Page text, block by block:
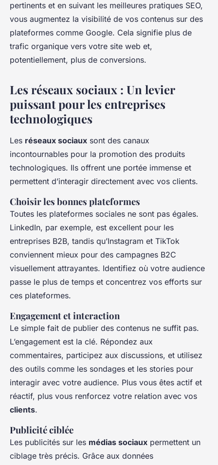
pertinents et en suivant les meilleures pratiques SEO,
vous augmentez la visibilité de vos contenus sur des
plateformes comme Google. Cela signifie plus de
trafic organique vers votre site web et,
potentiellement, plus de conversions.
Les réseaux sociaux : Un levier
puissant pour les entreprises
technologiques
Les réseaux sociaux sont des canaux
incontournables pour la promotion des produits
technologiques. Ils offrent une portée immense et
permettent d’interagir directement avec vos clients.
Choisir les bonnes plateformes
Toutes les plateformes sociales ne sont pas égales.
LinkedIn, par exemple, est excellent pour les
entreprises B2B, tandis qu’Instagram et TikTok
conviennent mieux pour des campagnes B2C
visuellement attrayantes. Identifiez où votre audience
passe le plus de temps et concentrez vos efforts sur
ces plateformes.
Engagement et interaction
Le simple fait de publier des contenus ne suffit pas.
L’engagement est la clé. Répondez aux
commentaires, participez aux discussions, et utilisez
des outils comme les sondages et les stories pour
interagir avec votre audience. Plus vous êtes actif et
réactif, plus vous renforcez votre relation avec vos
clients.
Publicité ciblée
Les publicités sur les médias sociaux permettent un
ciblage très précis. Grâce aux données